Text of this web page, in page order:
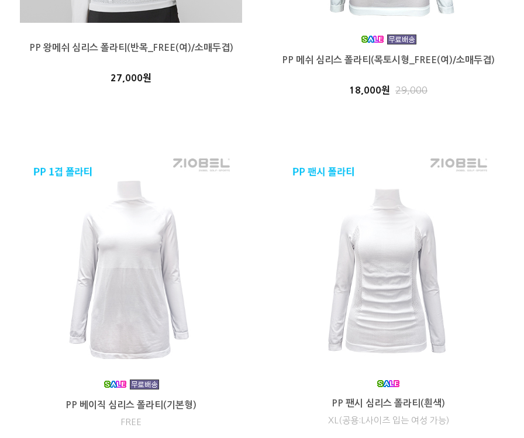
PP 왕메쉬 심리스 폴라티(반목_FREE(여)/소매두겹)
27,000원
PP 메쉬 심리스 폴라티(목토시형_FREE(여)/소매두겹)
18,000원 29,000
PP 베이직 심리스 폴라티(기본형)
FREE
PP 팬시 심리스 폴라티(흰색)
XL(공용:L사이즈 입는 여성 가능)